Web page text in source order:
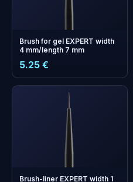
Brush for gel EXPERT width
4 mm/length 7 mm
5.25 €
Brush-liner EXPERT width 1